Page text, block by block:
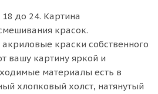
до 24. Картина
красок.
краски собственного
вашу картину яркой и
материалы есть в
хлопковый холст, натянутый